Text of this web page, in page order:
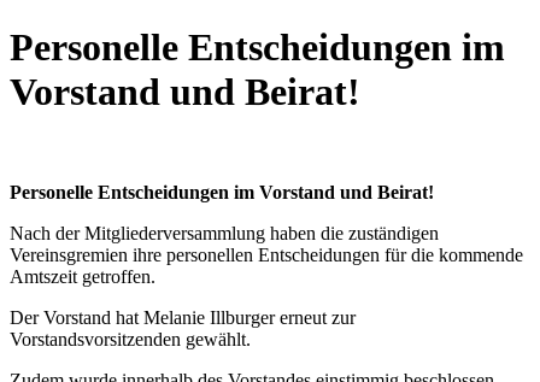
Personelle Entscheidungen im
Vorstand und Beirat!
Personelle Entscheidungen im Vorstand und Beirat!
Nach der Mitgliederversammlung haben die zuständigen
Vereinsgremien ihre personellen Entscheidungen für die kommende
Amtszeit getroffen.
Der Vorstand hat Melanie Illburger erneut zur
Vorstandsvorsitzenden gewählt.